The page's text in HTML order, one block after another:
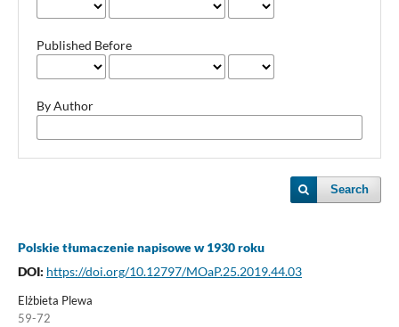
Published Before
By Author
Search
Polskie tłumaczenie napisowe w 1930 roku
DOI: https://doi.org/10.12797/MOaP.25.2019.44.03
Elżbieta Plewa
59-72